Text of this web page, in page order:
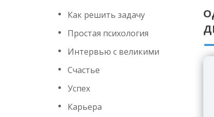
Как решить задачу
Простая психология
Интервью с великими
Счастье
Успех
Карьера